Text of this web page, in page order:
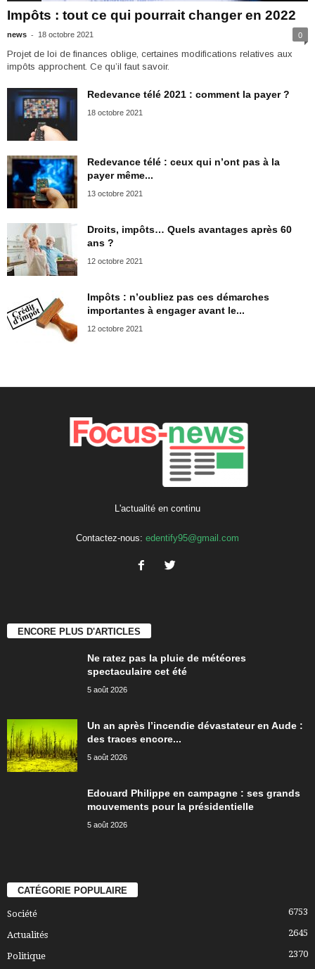
Impôts : tout ce qui pourrait changer en 2022
news - 18 octobre 2021 0
Projet de loi de finances oblige, certaines modifications relatives aux
impôts approchent. Ce qu’il faut savoir.
Redevance télé 2021 : comment la payer ?
18 octobre 2021
Redevance télé : ceux qui n’ont pas à la
payer même...
13 octobre 2021
Droits, impôts… Quels avantages après 60
ans ?
12 octobre 2021
Impôts : n’oubliez pas ces démarches
importantes à engager avant le...
12 octobre 2021
L'actualité en continu
Contactez-nous: edentify95@gmail.com
ENCORE PLUS D'ARTICLES
Ne ratez pas la pluie de météores
spectaculaire cet été
5 août 2026
Un an après l’incendie dévastateur en Aude :
des traces encore...
5 août 2026
Edouard Philippe en campagne : ses grands
mouvements pour la présidentielle
5 août 2026
CATÉGORIE POPULAIRE
Société 6753
Actualités 2645
Politique 2370